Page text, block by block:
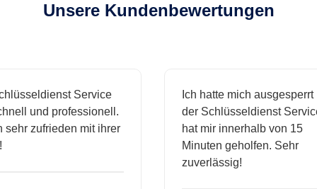
Unsere Kundenbewertungen
Service
und professionell.
zufrieden mit ihrer
Ich hatte mich ausgesperrt und
der Schlüsseldienst Service
hat mir innerhalb von 15
Minuten geholfen. Sehr
zuverlässig!